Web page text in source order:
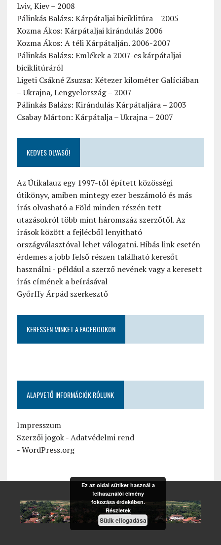
Lviv, Kiev – 2008
Pálinkás Balázs: Kárpátaljai biciklitúra – 2005
Kozma Ákos: Kárpátaljai kirándulás 2006
Kozma Ákos: A téli Kárpátalján. 2006-2007
Pálinkás Balázs: Emlékek a 2007-es kárpátaljai
biciklitúráról
Ligeti Csákné Zsuzsa: Kétezer kilométer Galíciában
– Ukrajna, Lengyelország – 2007
Pálinkás Balázs: Kirándulás Kárpátaljára – 2003
Csabay Márton: Kárpátalja – Ukrajna – 2007
KEDVES OLVASÓ!
Az Útikalauz egy 1997-től épített közösségi
útikönyv, amiben mintegy ezer beszámoló és más
írás olvasható a Föld minden részén tett
utazásokról több mint háromszáz szerzőtől. Az
írások között a fejlécből lenyitható
országválasztóval lehet válogatni. Hibás link esetén
érdemes a jobb felső részen található keresőt
használni - például a szerző nevének vagy a keresett
írás címének a beírásával
Győrffy Árpád szerkesztő
KERESSEN MINKET A FACEBOOKON
ALAPVETŐ INFORMÁCIÓK RÓLUNK
Impresszum
Szerzői jogok-Adatvédelmi rend
-WordPress.org
Ez az oldal sütiket használ a
felhasználói élmény
fokozása érdekében.
Részletek
Sütik elfogadása